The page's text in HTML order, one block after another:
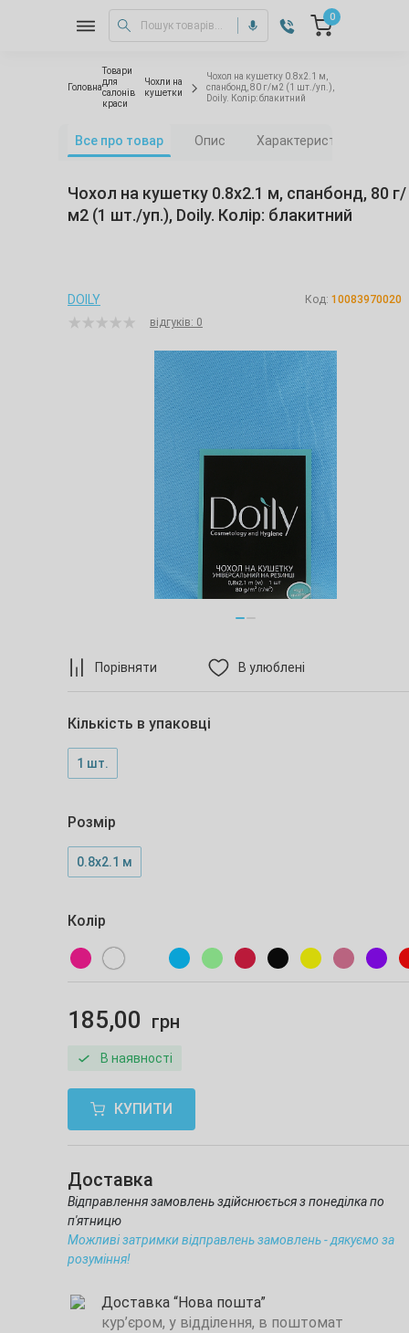
0
Головна
Товари
для
салонів
краси
Чохли на
кушетки
Чохол на кушетку 0.8х2.1 м,
спанбонд, 80 г/м2 (1 шт./уп.),
Doily. Колір: блакитний
Все про товар Опис Характеристики
Порівняти В улюблені
Чохол на кушетку 0.8х2.1 м, спанбонд, 80 г/
м2 (1 шт./уп.), Doily. Колір: блакитний
DOILY Код: 10083970020
відгуків: 0
Кількість в упаковці
1 шт.
Розмір
0.8х2.1 м
Колір
185,00 грн
В наявності
КУПИТИ
Доставка
Відправлення замовлень здійснюється з понеділка по
п'ятницю
Можливі затримки відправлень замовлень - дякуємо за
розуміння!
Доставка “Нова пошта”
кур’єром, у відділення, в поштомат